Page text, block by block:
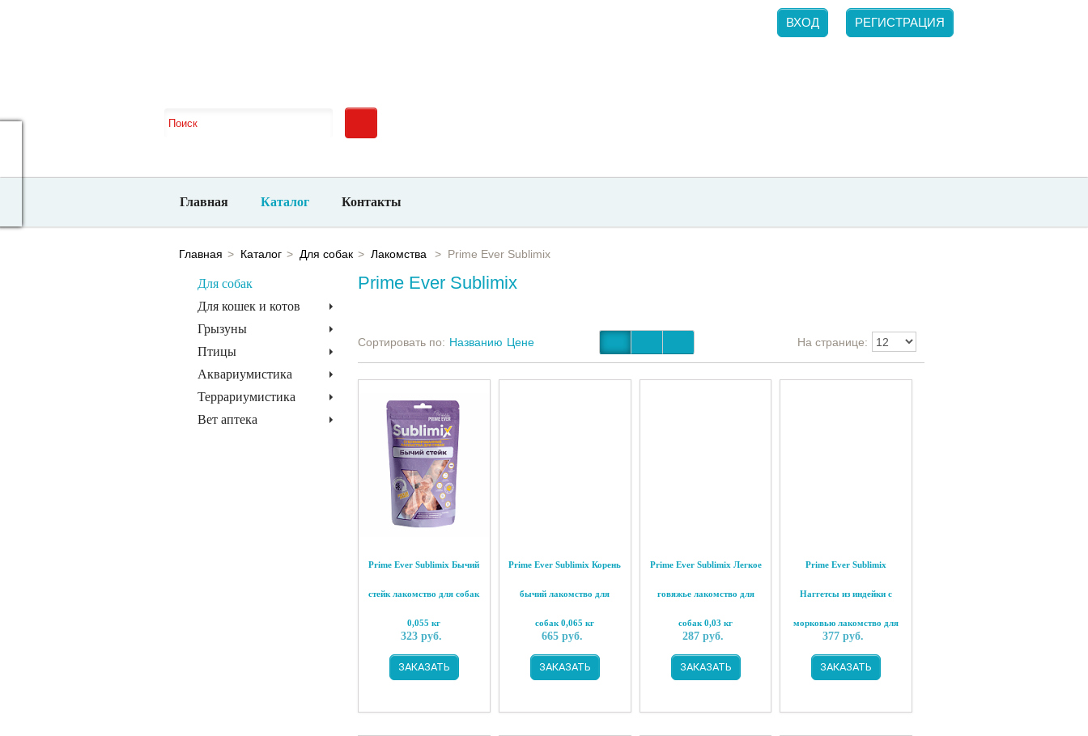
ВХОД РЕГИСТРАЦИЯ
Главная Каталог Контакты
Главная Каталог Для собак Лакомства Prime Ever Sublimix
Для собак
Для кошек и котов
Грызуны
Птицы
Аквариумистика
Террариумистика
Вет аптека
Prime Ever Sublimix
Сортировать по: Названию Цене На странице:
Prime Ever Sublimix Бычий
стейк лакомство для собак
0,055 кг
323 руб.
ЗАКАЗАТЬ
Prime Ever Sublimix Корень
бычий лакомство для
собак 0,065 кг
665 руб.
ЗАКАЗАТЬ
Prime Ever Sublimix Легкое
говяжье лакомство для
собак 0,03 кг
287 руб.
ЗАКАЗАТЬ
Prime Ever Sublimix
Наггетсы из индейки с
морковью лакомство для
377 руб.
ЗАКАЗАТЬ